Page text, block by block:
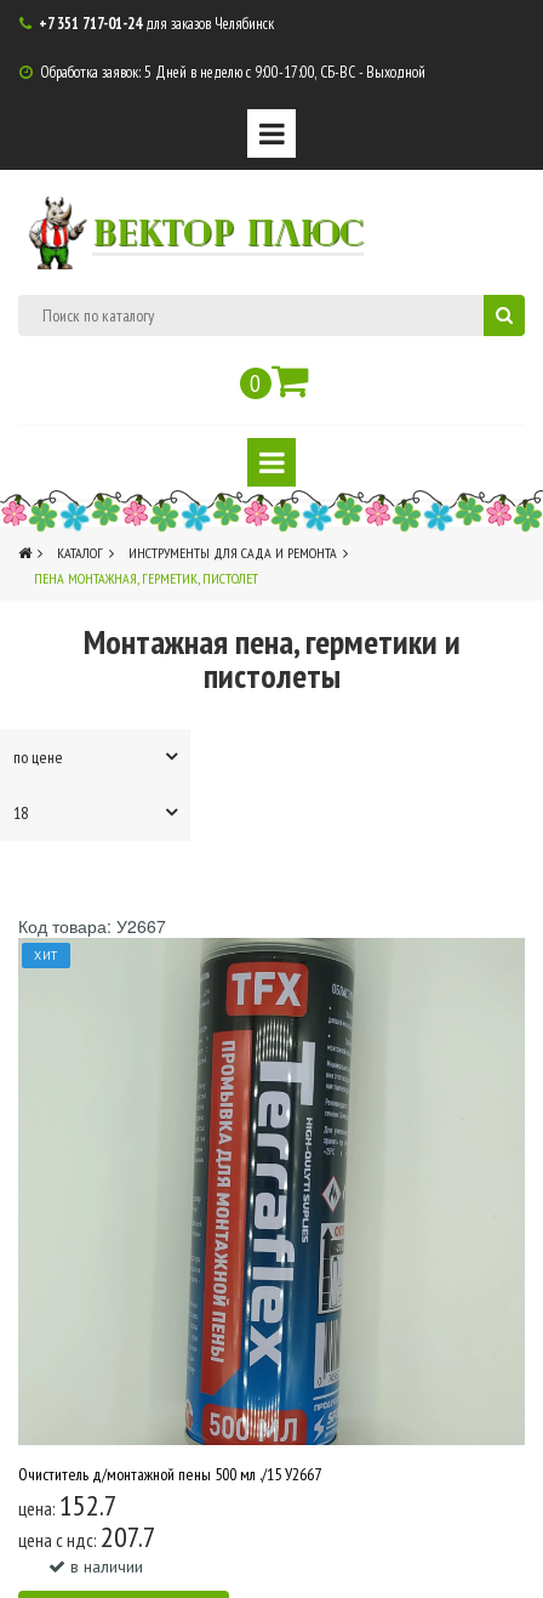
 +7 351 717-01-24для заказов Челябинск
 Обработка заявок: 5 Дней в неделю с 9:00-17:00, СБ-ВС - Выходной
ВЕКТОР ПЛЮС
0
КАТАЛОГ
ИНСТРУМЕНТЫ ДЛЯ САДА И РЕМОНТА
ПЕНА МОНТАЖНАЯ, ГЕРМЕТИК, ПИСТОЛЕТ
Монтажная пена, герметики и
пистолеты
по цене
18
Код товара: У2667
ХИТ
Очиститель д/монтажной пены 500 мл ./15 У2667
цена: 152.7
цена c ндс: 207.7
в наличии